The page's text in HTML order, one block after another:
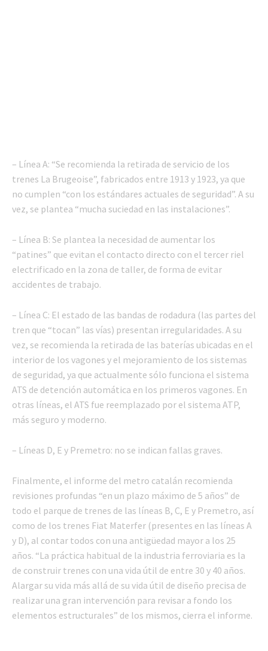
– Línea A: “Se recomienda la retirada de servicio de los
trenes La Brugeoise”, fabricados entre 1913 y 1923, ya que
no cumplen “con los estándares actuales de seguridad”. A su
vez, se plantea “mucha suciedad en las instalaciones”.
– Línea B: Se plantea la necesidad de aumentar los
“patines” que evitan el contacto directo con el tercer riel
electrificado en la zona de taller, de forma de evitar
accidentes de trabajo.
– Línea C: El estado de las bandas de rodadura (las partes del
tren que “tocan” las vías) presentan irregularidades. A su
vez, se recomienda la retirada de las baterías ubicadas en el
interior de los vagones y el mejoramiento de los sistemas
de seguridad, ya que actualmente sólo funciona el sistema
ATS de detención automática en los primeros vagones. En
otras líneas, el ATS fue reemplazado por el sistema ATP,
más seguro y moderno.
– Líneas D, E y Premetro: no se indican fallas graves.
Finalmente, el informe del metro catalán recomienda
revisiones profundas “en un plazo máximo de 5 años” de
todo el parque de trenes de las líneas B, C, E y Premetro, así
como de los trenes Fiat Materfer (presentes en las líneas A
y D), al contar todos con una antigüedad mayor a los 25
años. “La práctica habitual de la industria ferroviaria es la
de construir trenes con una vida útil de entre 30 y 40 años.
Alargar su vida más allá de su vida útil de diseño precisa de
realizar una gran intervención para revisar a fondo los
elementos estructurales” de los mismos, cierra el informe.